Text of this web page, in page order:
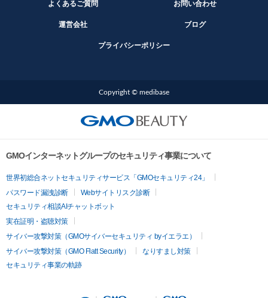
よくあるご質問 お問い合わせ
運営会社 ブログ
プライバシーポリシー
Copyright © medibase
GMOインターネットグループのセキュリティ事業について
世界初総合ネットセキュリティサービス「GMOセキュリティ24」
パスワード漏洩診断
Webサイトリスク診断
セキュリティ相談AIチャットボット
実在証明・盗聴対策
サイバー攻撃対策（GMOサイバーセキュリティ byイエラエ）
サイバー攻撃対策（GMO Flatt Security）
なりすまし対策
セキュリティ事業の軌跡